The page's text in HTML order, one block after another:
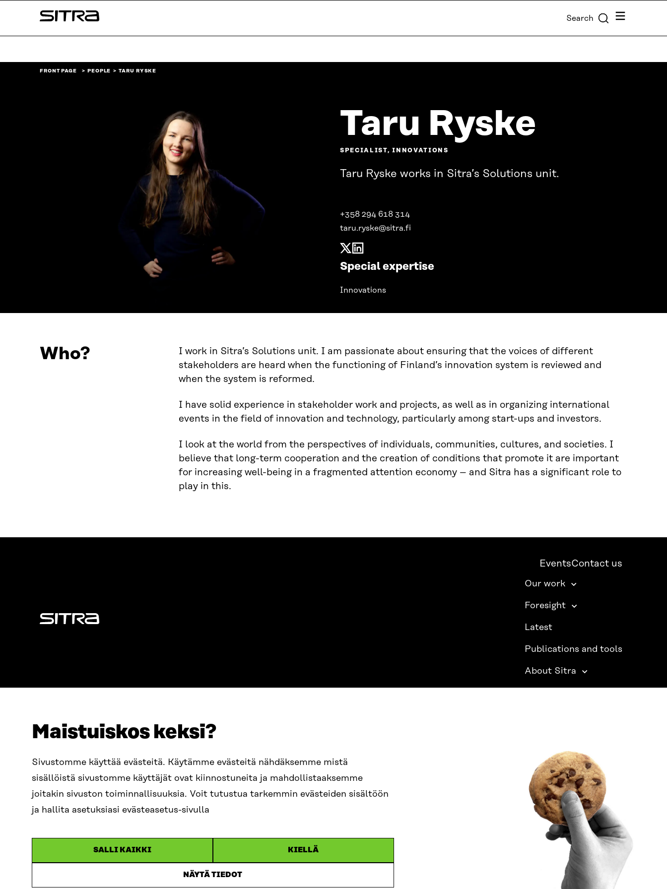
Maistuiskos keksi?
Sivustomme käyttää evästeitä. Käytämme evästeitä nähdäksemme mistä
sisällöistä sivustomme käyttäjät ovat kiinnostuneita ja mahdollistaaksemme
joitakin sivuston toiminnallisuuksia. Voit tutustua tarkemmin evästeiden sisältöön
ja hallita asetuksiasi evästeasetus-sivulla
SALLI KAIKKI KIELLÄ
NÄYTÄ TIEDOT
↓
Sitra Search Menu
FRONT PAGE PEOPLE TARU RYSKE
Taru Ryske
SPECIALIST, INNOVATIONS
Taru Ryske works in Sitra’s Solutions unit.
+358 294 618 314
taru.ryske@sitra.fi
Special expertise
Innovations
Who?
I work in Sitra’s Solutions unit. I am passionate about ensuring that the voices of different
stakeholders are heard when the functioning of Finland’s innovation system is reviewed and
when the system is reformed.
I have solid experience in stakeholder work and projects, as well as in organizing international
events in the field of innovation and technology, particularly among start-ups and investors.
I look at the world from the perspectives of individuals, communities, cultures, and societies. I
believe that long-term cooperation and the creation of conditions that promote it are important
for increasing well-being in a fragmented attention economy – and Sitra has a significant role to
play in this.
Sitra
EventsContact us
Our work
Foresight
Latest
Publications and tools
About Sitra
ADDRESS
160,
00181 Helsinki
How to get to Sitra?
BUSINESS ID
TELEPHONE
EMAIL
firstname.lastname@sitra.fi